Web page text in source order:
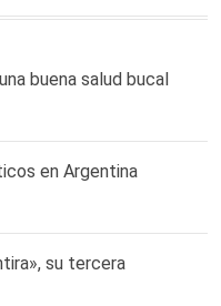
buena salud bucal
en Argentina
su tercera